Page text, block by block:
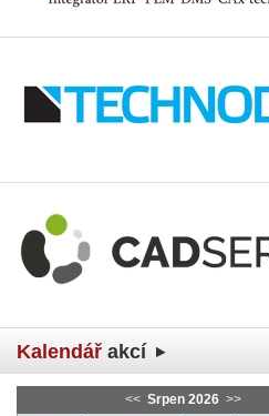
Kalendář akcí
<< Srpen 2026 >>